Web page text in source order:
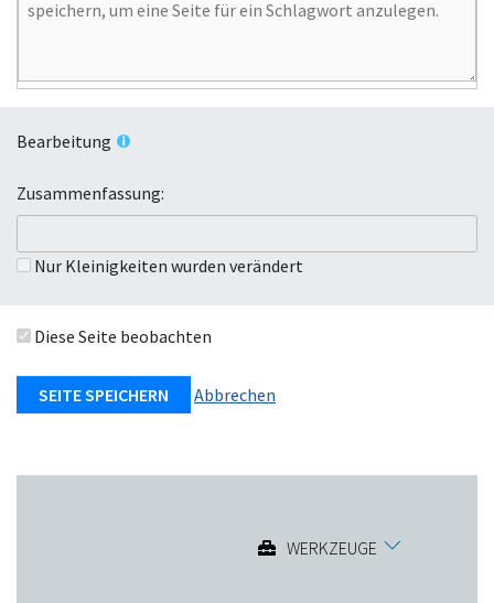
Bearbeitung
Zusammenfassung:
Nur Kleinigkeiten wurden verändert
Diese Seite beobachten
Abbrechen
WERKZEUGE